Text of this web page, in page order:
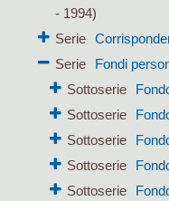
- 1994)
Serie
Serie
Fondi
Sottoserie
Sottoserie
Sottoserie
Sottoserie
Sottoserie